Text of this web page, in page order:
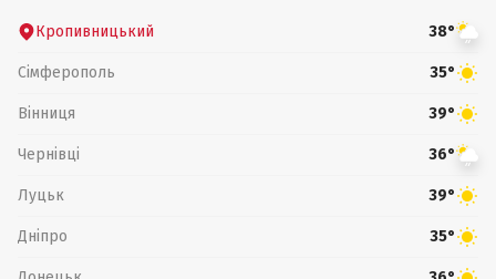
Кропивницький 38°
Сімферополь 35°
Вінниця 39°
Чернівці 36°
Луцьк 39°
Дніпро 35°